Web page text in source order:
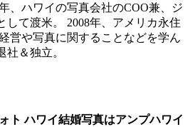
、ハワイの写真会社のCOO兼、ジ
して渡米。 2008年、アメリカ永住
営や写真に関することなどを学ん
社＆独立。
ト ハワイ結婚写真はアンプハワイ